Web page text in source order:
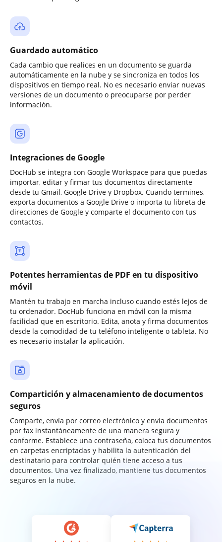
Guardado automático
Cada cambio que realices en un documento se guarda
automáticamente en la nube y se sincroniza en todos los
dispositivos en tiempo real. No es necesario enviar nuevas
versiones de un documento o preocuparse por perder
información.
Integraciones de Google
DocHub se integra con Google Workspace para que puedas
importar, editar y firmar tus documentos directamente
desde tu Gmail, Google Drive y Dropbox. Cuando termines,
exporta documentos a Google Drive o importa tu libreta de
direcciones de Google y comparte el documento con tus
contactos.
Potentes herramientas de PDF en tu dispositivo
móvil
Mantén tu trabajo en marcha incluso cuando estés lejos de
tu ordenador. DocHub funciona en móvil con la misma
facilidad que en escritorio. Edita, anota y firma documentos
desde la comodidad de tu teléfono inteligente o tableta. No
es necesario instalar la aplicación.
Compartición y almacenamiento de documentos
seguros
Comparte, envía por correo electrónico y envía documentos
por fax instantáneamente de una manera segura y
conforme. Establece una contraseña, coloca tus documentos
en carpetas encriptadas y habilita la autenticación del
destinatario para controlar quién tiene acceso a tus
documentos. Una vez finalizado, mantiene tus documentos
seguros en la nube.